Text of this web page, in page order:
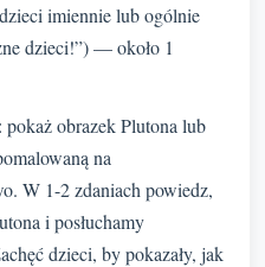
imiennie lub ogólnie
dzieci!”) — około 1
obrazek Plutona lub
na
W 1-2 zdaniach powiedz,
i posłuchamy
dzieci, by pokazały, jak